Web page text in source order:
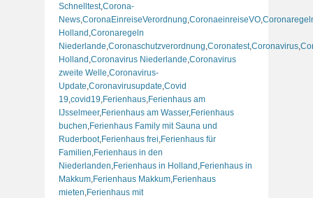
Schnelltest,Corona-
News CoronaEinreiseVerordnung CoronaeinreiseVO
Holland Coronaregeln
Niederlande Coronaschutzverordnung Coronatest,Coronavirus
Holland Coronavirus Niederlande Coronavirus
zweite Welle Coronavirus-
Update Coronavirusupdate Covid
19 covid19 Ferienhaus Ferienhaus am
IJsselmeer, Ferienhaus am Wasser, Ferienhaus
buchen Ferienhaus Family mit Sauna und
Ruderboot, Ferienhaus frei Ferienhaus für
Familien Ferienhaus in den
Niederlanden Ferienhaus in Holland Ferienhaus in
Makkum Ferienhaus Makkum Ferienhaus
mieten Ferienhaus mit